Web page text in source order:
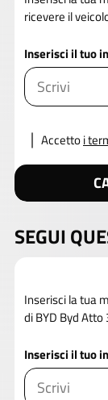
ricevere il
Inserisci il tuo
Accettoi
SEGUI
Inserisci la tua
di BYD Byd Atto
Inserisci il tuo